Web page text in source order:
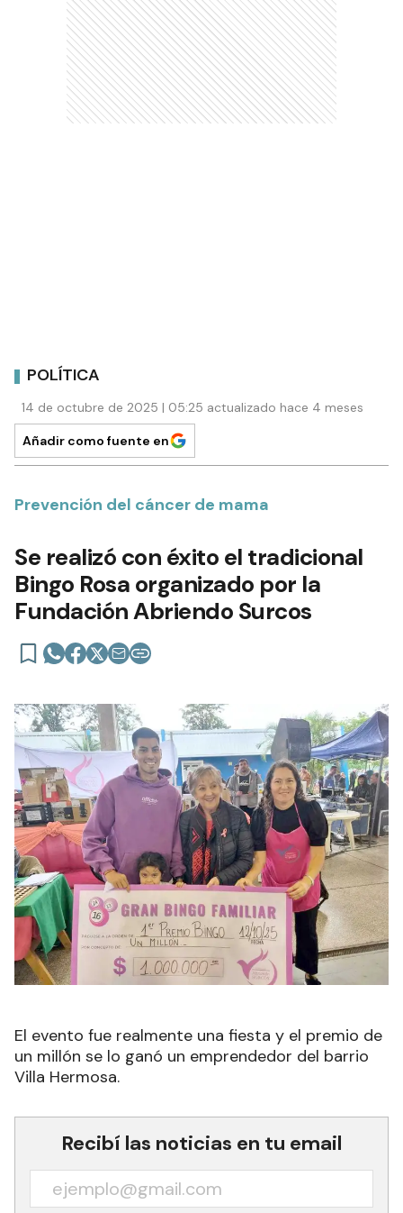
POLÍTICA
14 de octubre de 2025 | 05:25 actualizado hace 4 meses
Añadir como fuente en
Prevención del cáncer de mama
Se realizó con éxito el tradicional
Bingo Rosa organizado por la
Fundación Abriendo Surcos
El evento fue realmente una fiesta y el premio de
un millón se lo ganó un emprendedor del barrio
Villa Hermosa.
Recibí las noticias en tu email